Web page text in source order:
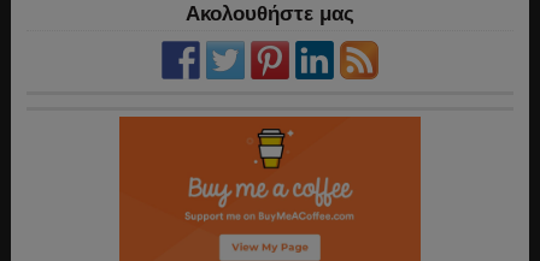
Ακολουθήστε μας